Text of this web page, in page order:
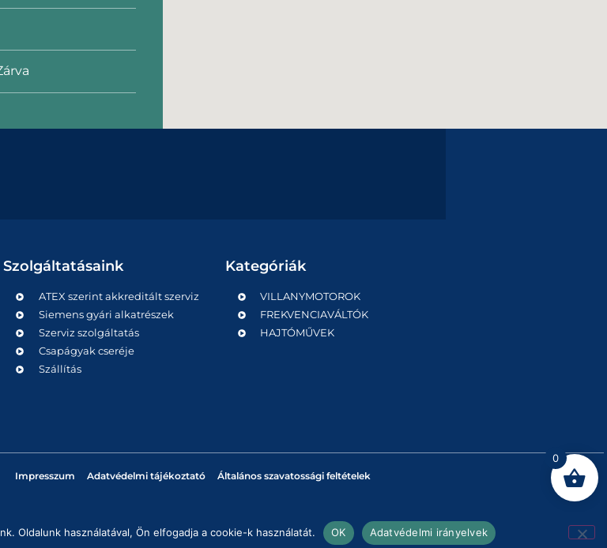
Szolgáltatásaink
ATEX szerint akkreditált szerviz
Siemens gyári alkatrészek
Szerviz szolgáltatás
Csapágyak cseréje
Szállítás
Kategóriák
VILLANYMOTOROK
FREKVENCIAVÁLTÓK
HAJTÓMŰVEK
Impresszum Adatvédelmi tájékoztató Általános szavatossági feltételek
0
Oldalunk használatával, Ön elfogadja a cookie-k használatát. OK Adatvédelmi irányelvek